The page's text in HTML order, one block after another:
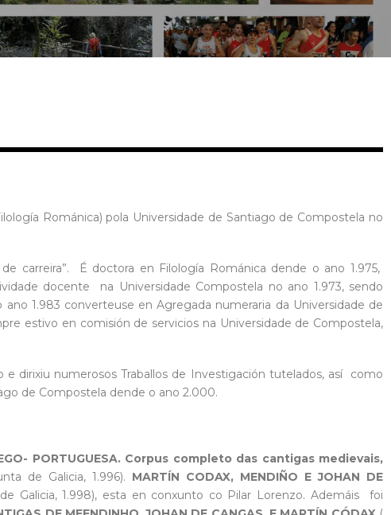
Románica) pola Universidade de Santiago de Compostela no
carreira”. É doctora en Filología Románica dende o ano 1.975,
docente na Universidade Compostela no ano 1.973, sendo
1.983 converteuse en Agregada numeraria da Universidade de
estivo en comisión de servicios na Universidade de Compostela,
dirixiu numerosos Traballos de Investigación tutelados, así como
de Compostela dende o ano 2.000.
PORTUGUESA. Corpus completo das cantigas medievais,
de Galicia, 1.996). MARTÍN CODAX, MENDIÑO E JOHAN DE
Galicia, 1.998), esta en conxunto co Pilar Lorenzo. Ademáis foi